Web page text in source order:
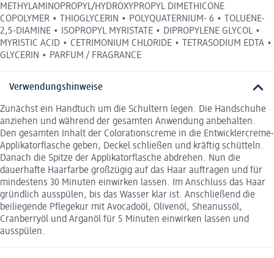
METHYLAMINOPROPYL/HYDROXYPROPYL DIMETHICONE
COPOLYMER • THIOGLYCERIN • POLYQUATERNIUM- 6 • TOLUENE-
2,5-DIAMINE • ISOPROPYL MYRISTATE • DIPROPYLENE GLYCOL •
MYRISTIC ACID • CETRIMONIUM CHLORIDE • TETRASODIUM EDTA •
GLYCERIN • PARFUM / FRAGRANCE
Verwendungshinweise
Zunächst ein Handtuch um die Schultern legen. Die Handschuhe
anziehen und während der gesamten Anwendung anbehalten.
Den gesamten Inhalt der Colorationscreme in die Entwicklercreme-
Applikatorflasche geben, Deckel schließen und kräftig schütteln.
Danach die Spitze der Applikatorflasche abdrehen. Nun die
dauerhafte Haarfarbe großzügig auf das Haar auftragen und für
mindestens 30 Minuten einwirken lassen. Im Anschluss das Haar
gründlich ausspülen, bis das Wasser klar ist. Anschließend die
beiliegende Pflegekur mit Avocadoöl, Olivenöl, Sheanussöl,
Cranberryöl und Arganöl für 5 Minuten einwirken lassen und
ausspülen.